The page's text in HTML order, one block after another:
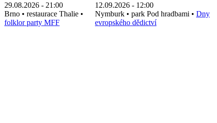
29.08.2026 - 21:00
Brno • restaurace Thalie •
folklor party MFF
12.09.2026 - 12:00
Nymburk • park Pod hradbami • Dny
evropského dědictví